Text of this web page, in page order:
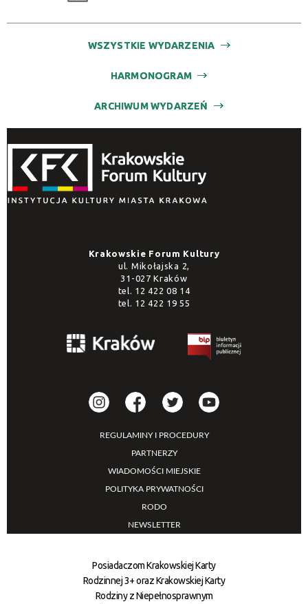
WSZYSTKIE WYDARZENIA
HARMONOGRAM
ARCHIWUM WYDARZEŃ
Krakowskie Forum Kultury
ul. Mikołajska 2,
31-027 Kraków
tel. 12 422 08 14
tel. 12 422 19 55
REGULAMINY I PROCEDURY
PARTNERZY
WIADOMOŚCI MIEJSKIE
POLITYKA PRYWATNOŚCI
RODO
NEWSLETTER
Posiadaczom Krakowskiej Karty
Rodzinnej 3+ oraz Krakowskiej Karty
Rodziny z Niepełnosprawnym